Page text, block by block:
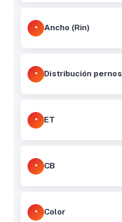
Ancho (Rin)
Distribución pernos
ET
CB
Color